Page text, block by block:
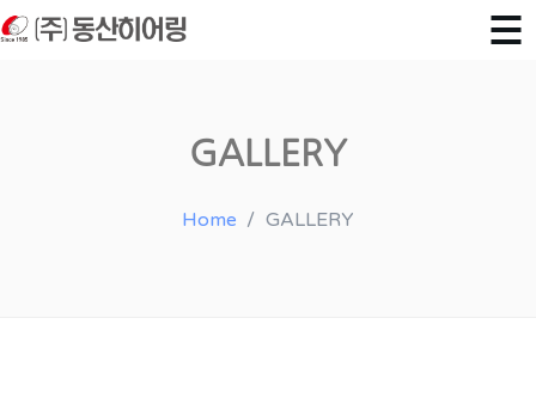
GALLERY
Home GALLERY